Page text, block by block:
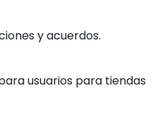
y acuerdos.
usuarios para tiendas